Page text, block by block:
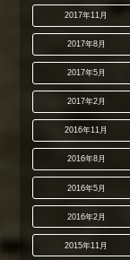
2017年11月
2017年8月
2017年5月
2017年2月
2016年11月
2016年8月
2016年5月
2016年2月
2015年11月